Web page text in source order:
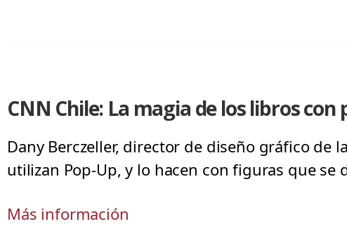
CNN Chile: La magia de los libros con
Dany Berczeller, director de diseño gráfico de
utilizan Pop-Up, y lo hacen con figuras que se
Más información